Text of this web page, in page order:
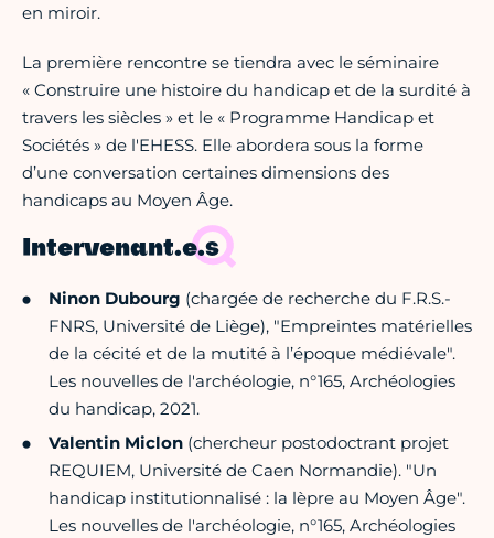
en miroir.
La première rencontre se tiendra avec le séminaire
« Construire une histoire du handicap et de la surdité à
travers les siècles » et le « Programme Handicap et
Sociétés » de l'EHESS. Elle abordera sous la forme
d’une conversation certaines dimensions des
handicaps au Moyen Âge.
Intervenant.e.s
Ninon Dubourg (chargée de recherche du F.R.S.-
FNRS, Université de Liège), "Empreintes matérielles
de la cécité et de la mutité à l’époque médiévale".
Les nouvelles de l'archéologie, n°165, Archéologies
du handicap, 2021.
Valentin Miclon (chercheur postodoctrant projet
REQUIEM, Université de Caen Normandie). "Un
handicap institutionnalisé : la lèpre au Moyen Âge".
Les nouvelles de l'archéologie, n°165, Archéologies